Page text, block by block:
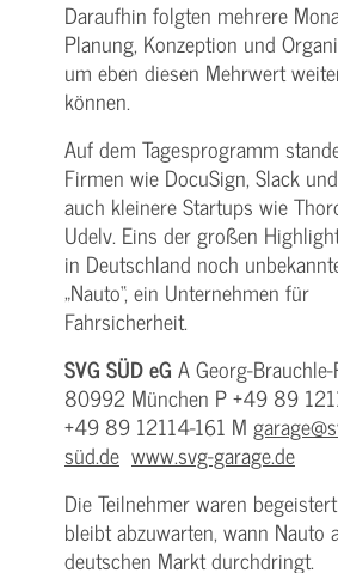
Daraufhin folgten mehrere
Planung, Konzeption und
um eben diesen Mehrwert
können.
Auf dem Tagesprogramm
Firmen wie DocuSign, Slack
auch kleinere Startups wie
Udelv. Eins der großen
in Deutschland noch
„Nauto“, ein Unternehmen für
Fahrsicherheit.
SVG SÜD eG A Georg-
80992 München P +49 89
+49 89 12114-161 M
süd.de www.svg-garage.de
Die Teilnehmer waren
bleibt abzuwarten, wann Nauto
deutschen Markt durchdringt.